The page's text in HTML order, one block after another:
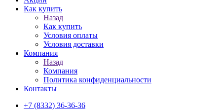
Как купить
Назад
Как купить
Условия оплаты
Условия доставки
Компания
Назад
Компания
Политика конфиденциальности
Контакты
+7 (8332) 36-36-36